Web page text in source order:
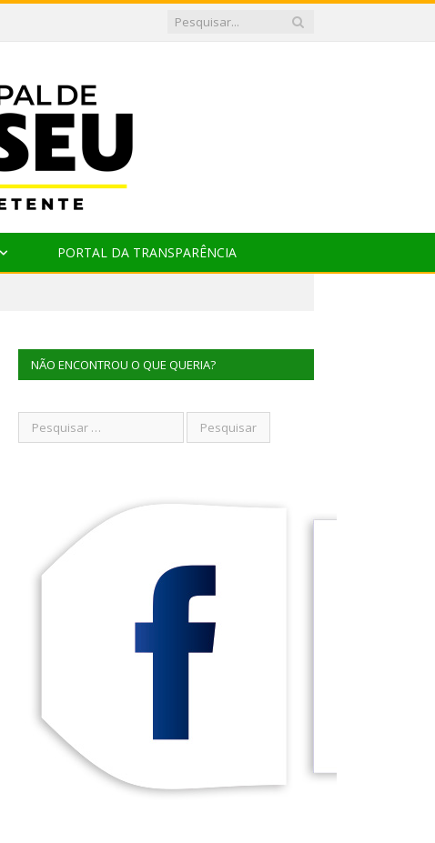
PORTAL DA TRANSPARÊNCIA
NÃO ENCONTROU O QUE QUERIA?